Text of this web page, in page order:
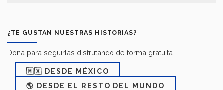
¿TE GUSTAN NUESTRAS HISTORIAS?
Dona para seguirlas disfrutando de forma gratuita.
🇲🇽 DESDE MÉXICO
🌎 DESDE EL RESTO DEL MUNDO